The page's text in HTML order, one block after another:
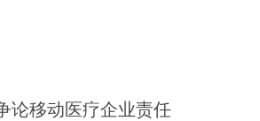
论移动医疗企业责任